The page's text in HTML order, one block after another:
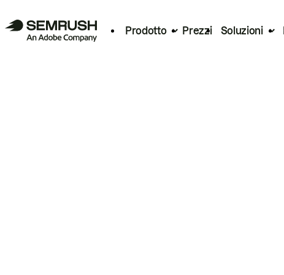
Prodotto Prezzi Soluzioni